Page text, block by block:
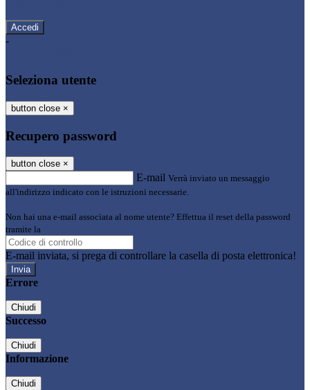
-
Seleziona utente
button close ×
Recupero password
button close ×
E-mail Verrà inviato un messaggio
all'indirizzo indicato con le istruzioni necessarie.
Non hai una e-mail associata al nome utente? Effettua il reset della password
tramite la
E-mail inviata, si prega di controllare la casella di posta elettronica!
Errore
Chiudi
Successo
Chiudi
Informazione
Chiudi